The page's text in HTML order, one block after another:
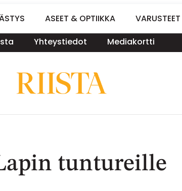
ASEET & OPTIIKKA VARUSTEET
Yhteystiedot Mediakortti
tuntureille